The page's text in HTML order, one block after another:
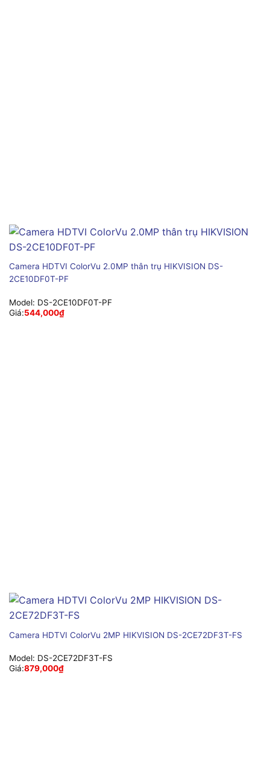
Camera HDTVI ColorVu 2.0MP thân trụ HIKVISION DS-
2CE10DF0T-PF
Model: DS-2CE10DF0T-PF
Giá:544,000₫
Camera HDTVI ColorVu 2MP HIKVISION DS-2CE72DF3T-FS
Model: DS-2CE72DF3T-FS
Giá:879,000₫